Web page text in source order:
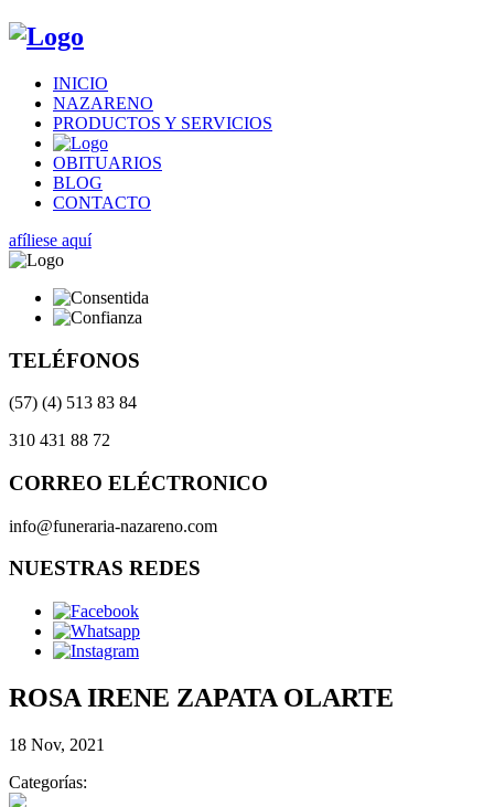
INICIO
NAZARENO
PRODUCTOS Y SERVICIOS
OBITUARIOS
BLOG
CONTACTO
afíliese aquí
TELÉFONOS
(57) (4) 513 83 84
310 431 88 72
CORREO ELÉCTRONICO
info@funeraria-nazareno.com
NUESTRAS REDES
ROSA IRENE ZAPATA OLARTE
18 Nov, 2021
Categorías: